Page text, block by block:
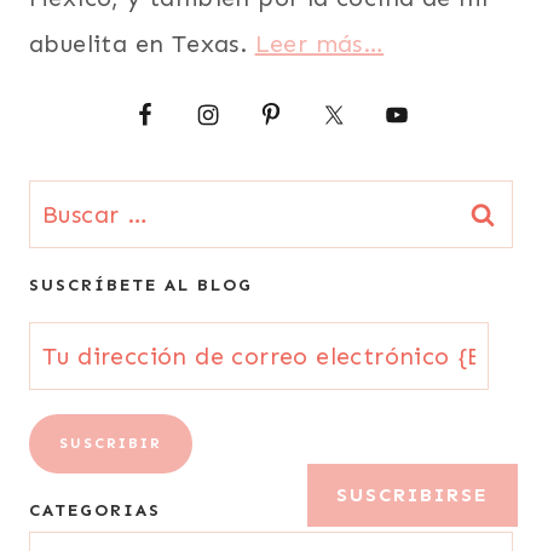
abuelita en Texas. Leer más…
Buscar:
SUSCRÍBETE AL BLOG
Tu
dirección
de
correo
electrónico
SUSCRIBIR
CATEGORIAS
SUSCRIBIRSE